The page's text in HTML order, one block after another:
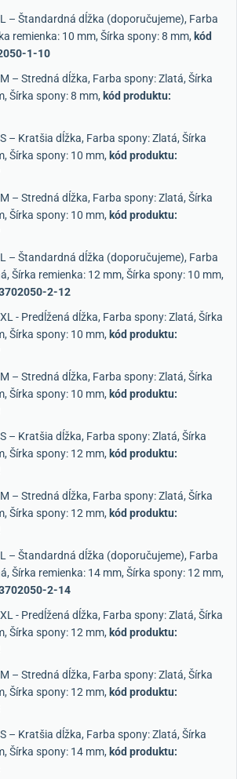
– Štandardná dĺžka (doporučujeme), Farba
remienka: 10 mm, Šírka spony: 8 mm, kód
1-10
– Stredná dĺžka, Farba spony: Zlatá, Šírka
Šírka spony: 8 mm, kód produktu:
– Kratšia dĺžka, Farba spony: Zlatá, Šírka
Šírka spony: 10 mm, kód produktu:
– Stredná dĺžka, Farba spony: Zlatá, Šírka
Šírka spony: 10 mm, kód produktu:
– Štandardná dĺžka (doporučujeme), Farba
Šírka remienka: 12 mm, Šírka spony: 10 mm,
2-12
- Predĺžená dĺžka, Farba spony: Zlatá, Šírka
Šírka spony: 10 mm, kód produktu:
– Stredná dĺžka, Farba spony: Zlatá, Šírka
Šírka spony: 10 mm, kód produktu:
– Kratšia dĺžka, Farba spony: Zlatá, Šírka
Šírka spony: 12 mm, kód produktu:
– Stredná dĺžka, Farba spony: Zlatá, Šírka
Šírka spony: 12 mm, kód produktu:
– Štandardná dĺžka (doporučujeme), Farba
Šírka remienka: 14 mm, Šírka spony: 12 mm,
2-14
- Predĺžená dĺžka, Farba spony: Zlatá, Šírka
Šírka spony: 12 mm, kód produktu:
– Stredná dĺžka, Farba spony: Zlatá, Šírka
Šírka spony: 12 mm, kód produktu:
– Kratšia dĺžka, Farba spony: Zlatá, Šírka
Šírka spony: 14 mm, kód produktu: